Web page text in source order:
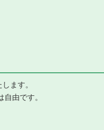
ます。
由です。